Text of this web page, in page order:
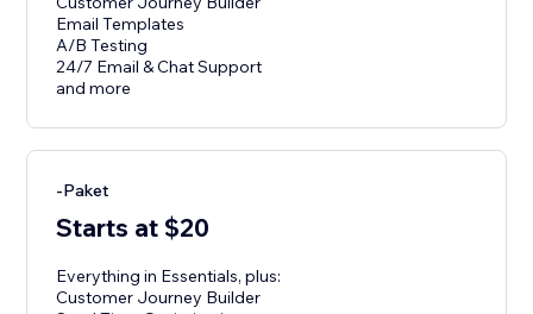
Email Templates
A/B Testing
24/7 Email & Chat Support
and more
-Paket
Starts at $20
Everything in Essentials, plus:
Customer Journey Builder